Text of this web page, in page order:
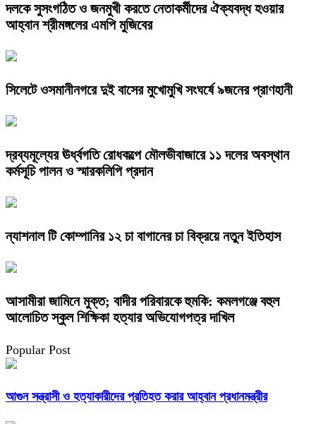
দলকে সুসংগঠিত ও জনমুখী করতে নেতাকর্মীদের ঐক্যবদ্ধ হওয়ার
আহ্বান শ্রীমঙ্গলের এমপি মুজিবের
সিলেটে ওসমানীনগরে দুই বাসের মুখোমুখি সংঘর্ষে ৯জনের প্রাণহানী
দ্রব্যমূল্যের ঊর্ধ্বগতি রোধকল্পে মৌলভীবাজারে ১১ দলের অবস্থান
কর্মসূচি পালন ও স্মারকলিপি প্রদান
ন্যাশনাল টি কোম্পানির ১২ চা বাগানের চা বিক্রয়ে নতুন ইতিহাস
আসামীরা জামিনে মুক্ত; বাদীর পরিবারকে হুমকি: কমলগঞ্জে বহুল
আলোচিত স্কুল শিক্ষিকা হত্যার অভিযোগপত্র দাখিল
Popular Post
আগুন সন্ত্রাসী ও হত্যাকারীদের প্রতিহত করার আহ্বান প্রধানমন্ত্রীর